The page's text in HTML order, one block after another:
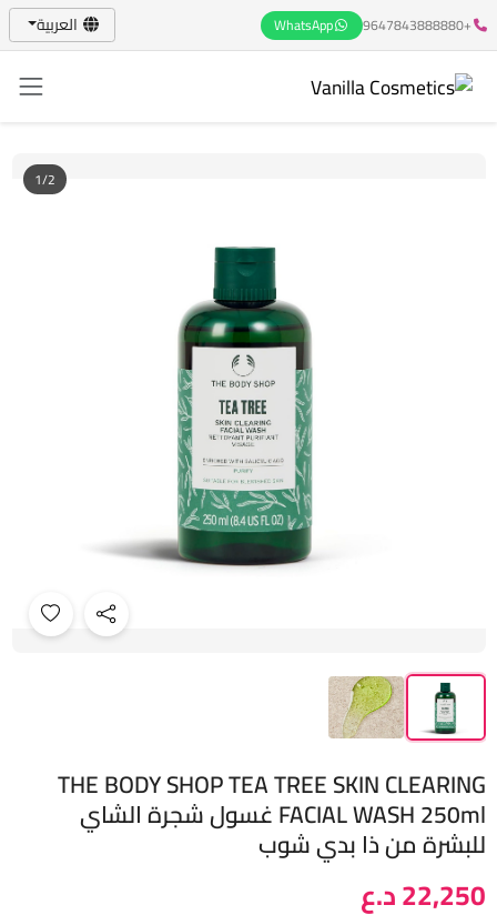
+9647843888880
WhatsApp العربية
1/2
THE BODY SHOP TEA TREE SKIN CLEARING
FACIAL WASH 250ml غسول شجرة الشاي
للبشرة من ذا بدي شوب
22,250 د.ع